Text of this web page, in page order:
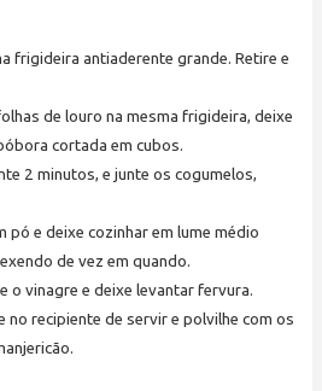
frigideira antiaderente grande. Retire e
de louro na mesma frigideira, deixe
cortada em cubos.
2 minutos, e junte os cogumelos,
pó e deixe cozinhar em lume médio
de vez em quando.
o vinagre e deixe levantar fervura.
no recipiente de servir e polvilhe com os